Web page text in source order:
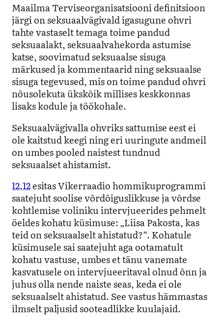
Maailma Terviseorganisatsiooni definitsioon
järgi on seksuaalvägivald igasugune ohvri
tahte vastaselt temaga toime pandud
seksuaalakt, seksuaalvahekorda astumise
katse, soovimatud seksuaalse sisuga
märkused ja kommentaarid ning seksuaalse
sisuga tegevused, mis on toime pandud ohvri
nõusolekuta ükskõik millises keskkonnas
lisaks kodule ja töökohale.
Seksuaalvägivalla ohvriks sattumise eest ei
ole kaitstud keegi ning eri uuringute andmeil
on umbes pooled naistest tundnud
seksuaalset ahistamist.
12.12esitas Vikerraadio hommikuprogrammi
saatejuht soolise võrdõiguslikkuse ja võrdse
kohtlemise voliniku intervjueerides pehmelt
öeldes kohatu küsimuse: „Liisa Pakosta, kas
teid on seksuaalselt ahistatud?“. Kohatule
küsimusele sai saatejuht aga ootamatult
kohatu vastuse, umbes et tänu vanemate
kasvatusele on intervjueeritaval olnud õnn ja
juhus olla nende naiste seas, keda ei ole
seksuaalselt ahistatud. See vastus hämmastas
ilmselt paljusid sooteadlikke kuulajaid.